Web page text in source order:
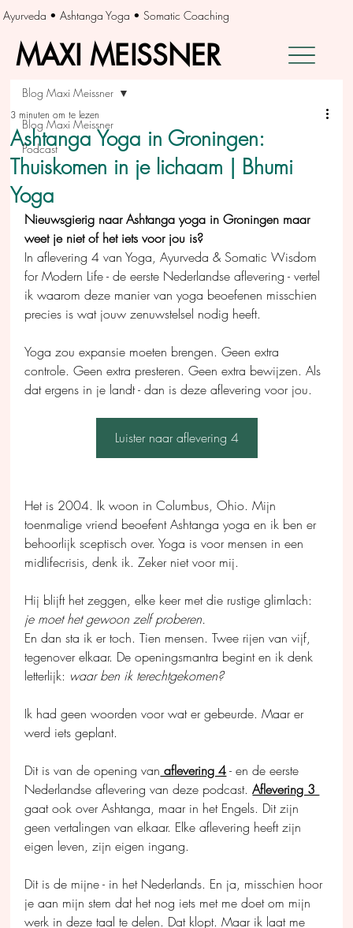
Ayurveda • Ashtanga Yoga • Somatic Coaching
MAXI MEISSNER
MAXI MEISSNER
Blog Maxi Meissner
Podcast
Blog Maxi Meissner
Ashtanga Yoga in Groningen:
Thuiskomen in je lichaam | Bhumi
Yoga
3 minuten om te lezen
Nieuwsgierig naar Ashtanga yoga in Groningen maar
weet je niet of het iets voor jou is?
In aflevering 4 van Yoga, Ayurveda & Somatic Wisdom
for Modern Life - de eerste Nederlandse aflevering - vertel
ik waarom deze manier van yoga beoefenen misschien
precies is wat jouw zenuwstelsel nodig heeft.
Yoga zou expansie moeten brengen. Geen extra
controle. Geen extra presteren. Geen extra bewijzen. Als
dat ergens in je landt - dan is deze aflevering voor jou.
Luister naar aflevering 4
Het is 2004. Ik woon in Columbus, Ohio. Mijn
toenmalige vriend beoefent Ashtanga yoga en ik ben er
behoorlijk sceptisch over. Yoga is voor mensen in een
midlifecrisis, denk ik. Zeker niet voor mij.
Hij blijft het zeggen, elke keer met die rustige glimlach:
je moet het gewoon zelf proberen.
En dan sta ik er toch. Tien mensen. Twee rijen van vijf,
tegenover elkaar. De openingsmantra begint en ik denk
letterlijk: waar ben ik terechtgekomen?
Ik had geen woorden voor wat er gebeurde. Maar er
werd iets geplant.
Dit is van de opening van aflevering 4 - en de eerste
Nederlandse aflevering van deze podcast. Aflevering 3
gaat ook over Ashtanga, maar in het Engels. Dit zijn
geen vertalingen van elkaar. Elke aflevering heeft zijn
eigen leven, zijn eigen ingang.
Dit is de mijne - in het Nederlands. En ja, misschien hoor
je aan mijn stem dat het nog iets met me doet om mijn
werk in deze taal te delen. Dat klopt. Maar ik laat me